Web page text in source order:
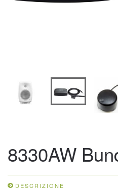
8330AW
DESCRIZIONE